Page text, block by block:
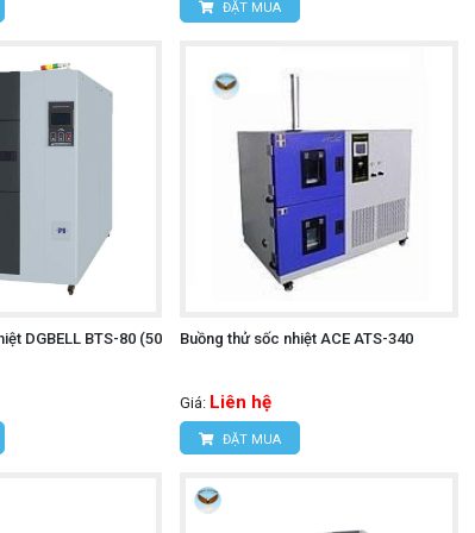
ĐẶT MUA
DGBELL BTS-80 (50 Buồng thử sốc nhiệt ACE ATS-340
Giá: Liên hệ
ĐẶT MUA